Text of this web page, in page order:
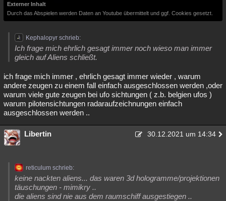
Externer Inhalt
Durch das Abspielen werden Daten an Youtube übermittelt und ggf. Cookies gesetzt.
Kephalopyr schrieb:
Ich frage mich ehrlich gesagt immer noch wieso man immer
gleich auf Aliens schließt.
ich frage mich immer , ehrlich gesagt immer wieder , warum
andere zeugen zu einem fall einfach ausgeschlossen werden ,oder
warum viele gute zeugen bei ufo sichtungen ( z.b. belgien ufos )
warum pilotensichtungen radaraufzeichnungen einfach
ausgeschlossen werden ..
Libertin 30.12.2021 um 14:34
reticulum schrieb:
keine nackten aliens... das waren 3d hologramme/projektionen
täuschungen - mimikry ..
die aliens sind nie aus dem raumschiff ausgestiegen ..